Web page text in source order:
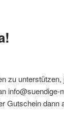
zu
info@suendige-
Gutschein dann